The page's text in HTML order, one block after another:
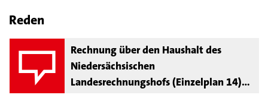
Reden
Rechnung über den Haushalt des
Niedersächsischen
Landesrechnungshofs (Einzelplan 14)